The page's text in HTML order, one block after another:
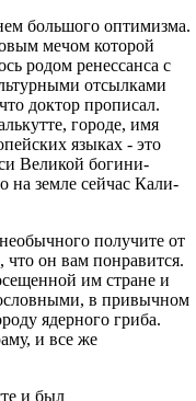
большого оптимизма.
мечом которой
родом ренессанса с
отсылками
доктор прописал.
городе, имя
языках - это
Великой богини-
на земле сейчас Кали-
получите от
что он вам понравится.
им стране и
в привычном
ядерного гриба.
и все же
и был